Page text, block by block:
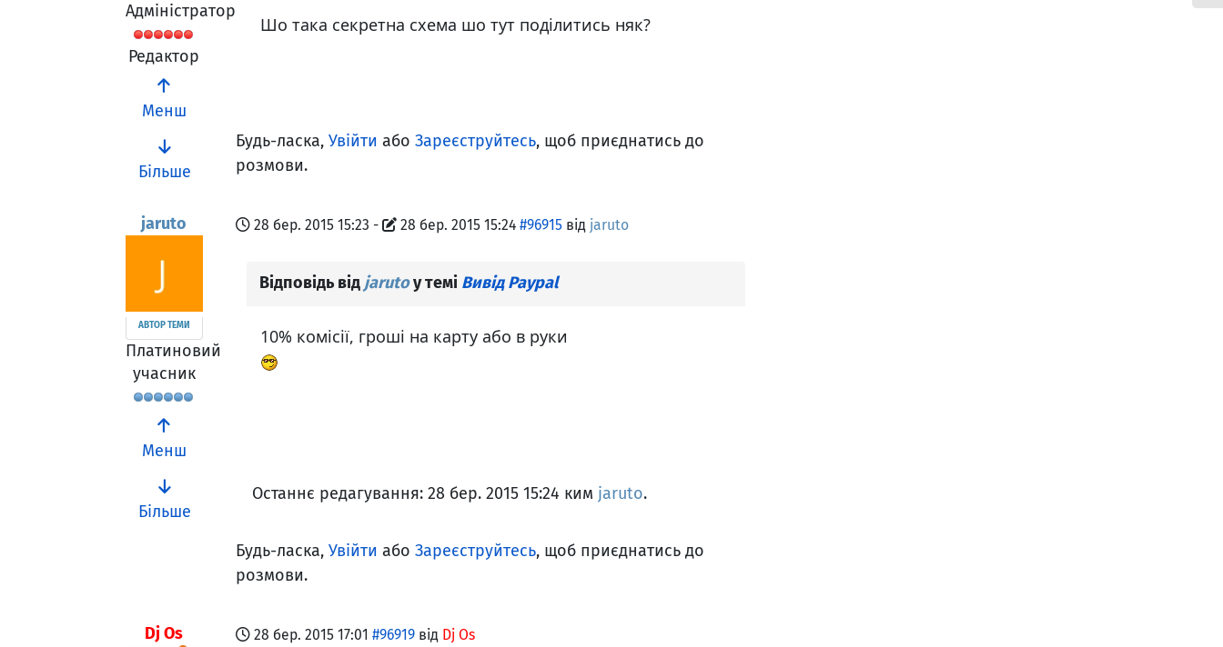
Адміністратор
Редактор
Менш
Більше
Шо така секретна схема шо тут поділитись няк?
Будь-ласка, Увійти або Зареєструйтесь, щоб приєднатись до
розмови.
jaruto
АВТОР ТЕМИ
Платиновий
учасник
Менш
Більше
28 бер. 2015 15:23 - 28 бер. 2015 15:24 #96915 від jaruto
Відповідь від jarutoу темі Вивід Paypal
10% комісії, гроші на карту або в руки
Останнє редагування: 28 бер. 2015 15:24 ким jaruto.
Будь-ласка, Увійти або Зареєструйтесь, щоб приєднатись до
розмови.
Dj Os 28 бер. 2015 17:01 #96919 від Dj Os